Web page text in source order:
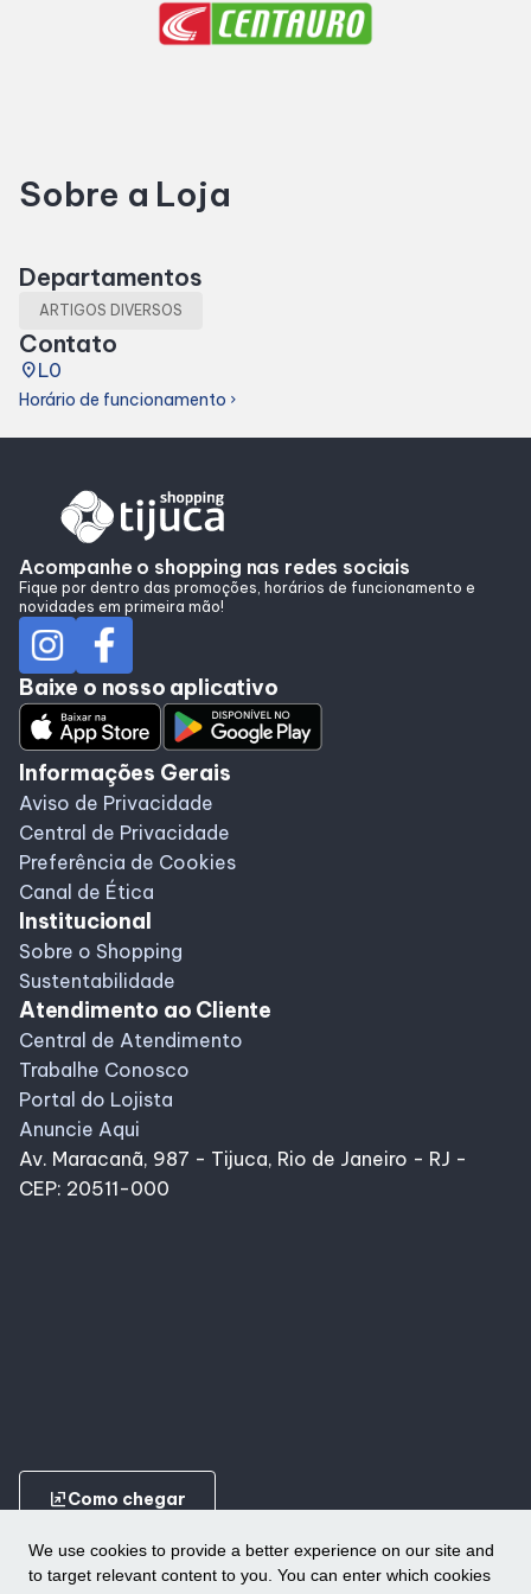
We use cookies to provide a better experience on our site and
to target relevant content to you. You can enter which cookies
Cinema
Eventos
Alimentação
Taste
Programa de benefícios
Sobre a Loja
Departamentos
ARTIGOS DIVERSOS
Contato
placeL0
Horário de funcionamento chevron_right
Acompanhe o shopping nas redes sociais
Fique por dentro das promoções, horários de funcionamento e
novidades em primeira mão!
Baixe o nosso aplicativo
Informações Gerais
Aviso de Privacidade
Central de Privacidade
Preferência de Cookies
Canal de Ética
Institucional
Sobre o Shopping
Sustentabilidade
Atendimento ao Cliente
Central de Atendimento
Trabalhe Conosco
Portal do Lojista
Anuncie Aqui
Av. Maracanã, 987 - Tijuca, Rio de Janeiro - RJ -
CEP: 20511-000
ungroupComo chegar